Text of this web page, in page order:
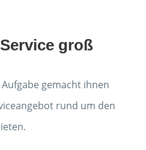
groß
gemacht ihnen
rund um den